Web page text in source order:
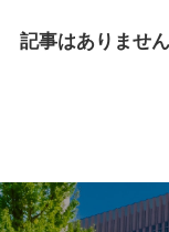
記事はありません